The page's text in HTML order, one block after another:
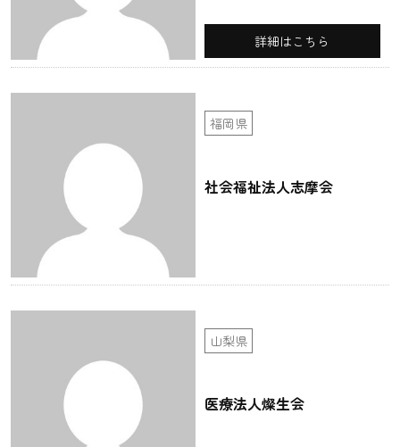
詳細はこちら
福岡県
社会福祉法人志摩会
山梨県
医療法人燦生会